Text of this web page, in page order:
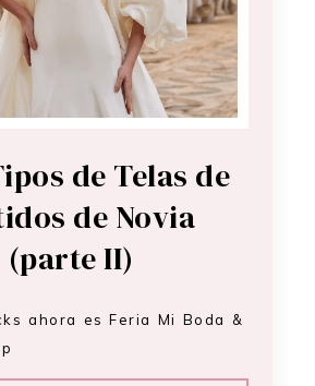
de Telas de
de Novia
(parte II)
ahora es Feria Mi Boda &